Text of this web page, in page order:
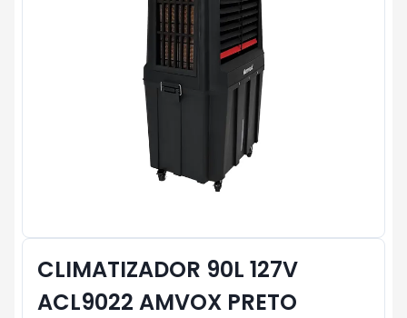
CLIMATIZADOR 90L 127V
ACL9022 AMVOX PRETO